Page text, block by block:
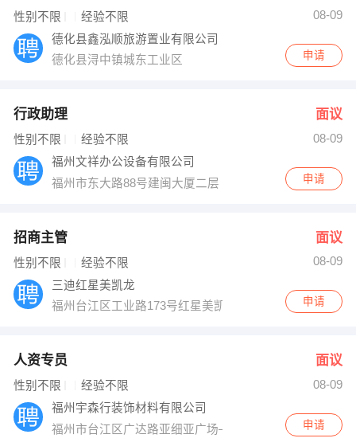
性别不限 经验不限
08-09
德化县鑫泓顺旅游置业有限公司
德化县浔中镇城东工业区
申请
行政助理 面议
性别不限 经验不限
08-09
福州文祥办公设备有限公司
福州市东大路88号建闽大厦二层（非请勿访）
申请
招商主管 面议
性别不限 经验不限
08-09
三迪红星美凯龙
福州台江区工业路173号红星美凯龙6楼办公中心申请
人资专员 面议
性别不限 经验不限
08-09
福州宇森行装饰材料有限公司
福州市台江区广达路亚细亚广场—层宇森行地板连锁超市
申请